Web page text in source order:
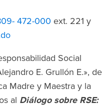
472-000 ext. 221 y
Social
E. Grullón E.», de
Madre y Maestra y la
al Diálogo sobre RSE: